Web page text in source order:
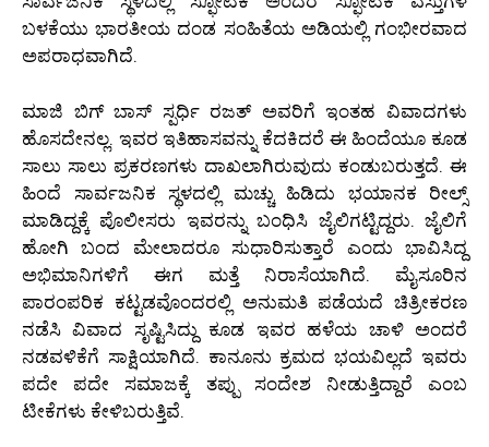
ಬಳಕೆಯು ಭಾರತೀಯ ದಂಡ ಸಂಹಿತೆಯ ಅಡಿಯಲ್ಲಿ ಗಂಭೀರವಾದ
ಅಪರಾಧವಾಗಿದೆ.
ಮಾಜಿ ಬಿಗ್ ಬಾಸ್ ಸ್ಪರ್ಧಿ ರಜತ್ ಅವರಿಗೆ ಇಂತಹ ವಿವಾದಗಳು
ಹೊಸದೇನಲ್ಲ. ಇವರ ಇತಿಹಾಸವನ್ನು ಕೆದಕಿದರೆ ಈ ಹಿಂದೆಯೂ ಕೂಡ
ಸಾಲು ಸಾಲು ಪ್ರಕರಣಗಳು ದಾಖಲಾಗಿರುವುದು ಕಂಡುಬರುತ್ತದೆ. ಈ
ಹಿಂದೆ ಸಾರ್ವಜನಿಕ ಸ್ಥಳದಲ್ಲಿ ಮಚ್ಚು ಹಿಡಿದು ಭಯಾನಕ ರೀಲ್ಸ್
ಮಾಡಿದ್ದಕ್ಕೆ ಪೊಲೀಸರು ಇವರನ್ನು ಬಂಧಿಸಿ ಜೈಲಿಗಟ್ಟಿದ್ದರು. ಜೈಲಿಗೆ
ಹೋಗಿ ಬಂದ ಮೇಲಾದರೂ ಸುಧಾರಿಸುತ್ತಾರೆ ಎಂದು ಭಾವಿಸಿದ್ದ
ಅಭಿಮಾನಿಗಳಿಗೆ ಈಗ ಮತ್ತೆ ನಿರಾಸೆಯಾಗಿದೆ. ಮೈಸೂರಿನ
ಪಾರಂಪರಿಕ ಕಟ್ಟಡವೊಂದರಲ್ಲಿ ಅನುಮತಿ ಪಡೆಯದೆ ಚಿತ್ರೀಕರಣ
ನಡೆಸಿ ವಿವಾದ ಸೃಷ್ಟಿಸಿದ್ದು ಕೂಡ ಇವರ ಹಳೆಯ ಚಾಳಿ ಅಂದರೆ
ನಡವಳಿಕೆಗೆ ಸಾಕ್ಷಿಯಾಗಿದೆ. ಕಾನೂನು ಕ್ರಮದ ಭಯವಿಲ್ಲದೆ ಇವರು
ಪದೇ ಪದೇ ಸಮಾಜಕ್ಕೆ ತಪ್ಪು ಸಂದೇಶ ನೀಡುತ್ತಿದ್ದಾರೆ ಎಂಬ
ಟೀಕೆಗಳು ಕೇಳಿಬರುತ್ತಿವೆ.